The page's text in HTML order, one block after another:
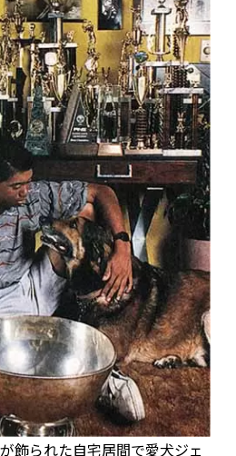
飾られた自宅居間で愛犬ジェ